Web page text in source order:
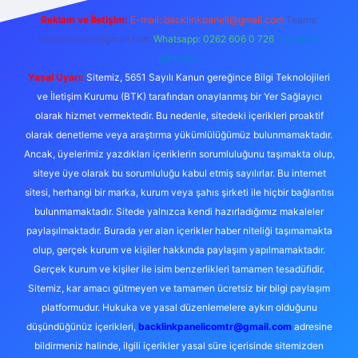
Reklam ve İletişim: E-mail: backlinkpaneli@gmail.com Teams:
forumhizmeti@gmail.com Whatsapp: 0262 606 0 726 Telegram:
@karabul
Yasal Uyarı: Sitemiz, 5651 Sayılı Kanun gereğince Bilgi Teknolojileri
ve İletişim Kurumu (BTK) tarafından onaylanmış bir Yer Sağlayıcı
olarak hizmet vermektedir. Bu nedenle, sitedeki içerikleri proaktif
olarak denetleme veya araştırma yükümlülüğümüz bulunmamaktadır.
Ancak, üyelerimiz yazdıkları içeriklerin sorumluluğunu taşımakta olup,
siteye üye olarak bu sorumluluğu kabul etmiş sayılırlar. Bu internet
sitesi, herhangi bir marka, kurum veya şahıs şirketi ile hiçbir bağlantısı
bulunmamaktadır. Sitede yalnızca kendi hazırladığımız makaleler
paylaşılmaktadır. Burada yer alan içerikler haber niteliği taşımamakta
olup, gerçek kurum ve kişiler hakkında paylaşım yapılmamaktadır.
Gerçek kurum ve kişiler ile isim benzerlikleri tamamen tesadüfidir.
Sitemiz, kar amacı gütmeyen ve tamamen ücretsiz bir bilgi paylaşım
platformudur. Hukuka ve yasal düzenlemelere aykırı olduğunu
düşündüğünüz içerikleri, backlinkpanelicomtr@gmail.comadresine
bildirmeniz halinde, ilgili içerikler yasal süre içerisinde sitemizden